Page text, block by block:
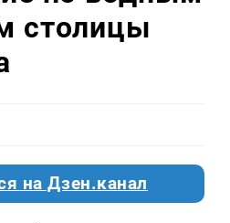
столицы
на Дзен.канал